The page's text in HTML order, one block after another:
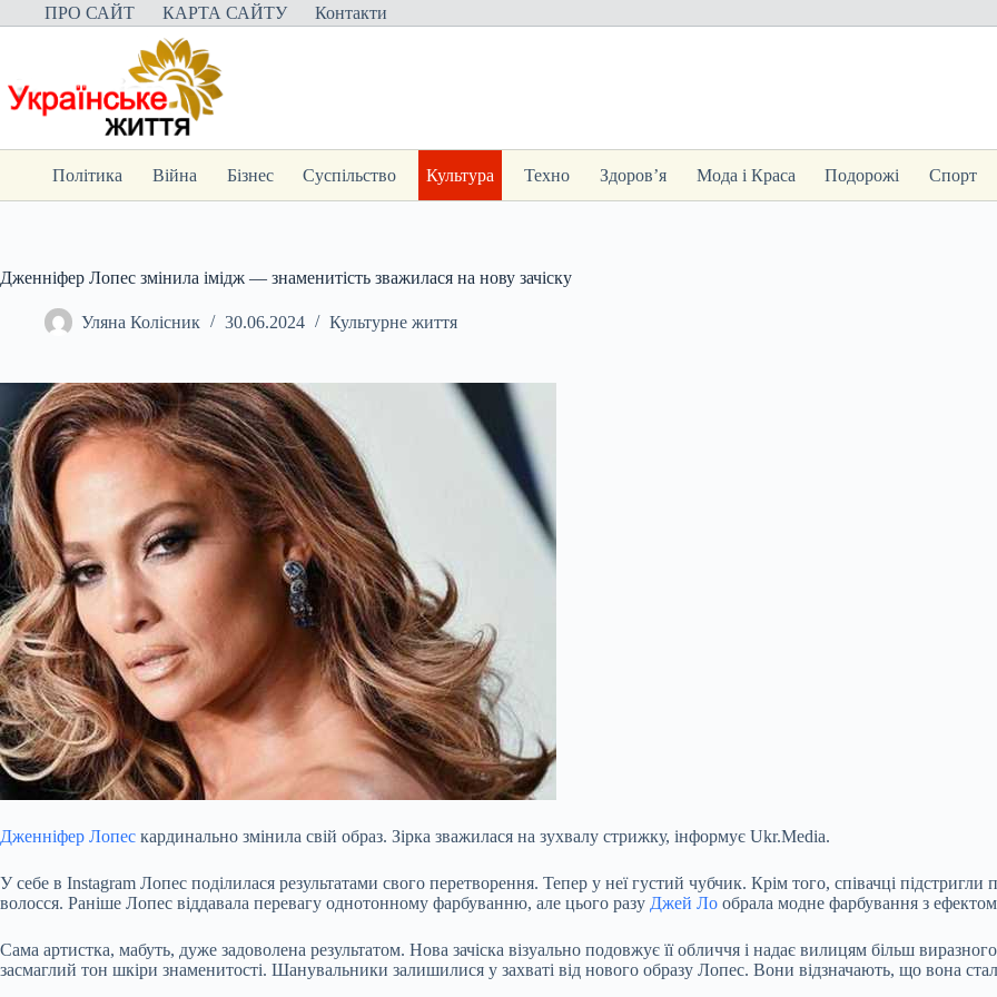
Перейти
до
ПРО САЙТ КАРТА САЙТУ Контакти
Політика Війна Бізнес Суспільство Культура Техно Здоров’я Мода і Краса Подорожі Спорт
Дженніфер Лопес змінила імідж — знаменитість зважилася на нову зачіску
Уляна Колісник 30.06.2024 Культурне життя
Дженніфер Лопес кардинально змінила свій образ. Зірка зважилася на зухвалу стрижку, інформує Ukr.Media.
У себе в Instagram Лопес поділилася результатами свого перетворення. Тепер у неї густий чубчик. Крім того, співачці
волосся. Раніше Лопес віддавала перевагу однотонному фарбуванню, але цього разу Джей Ло обрала модне фарбування з
Сама артистка, мабуть, дуже задоволена результатом. Нова зачіска візуально подовжує її обличчя і надає вилицям більш
засмаглий тон шкіри знаменитості. Шанувальники залишилися у захваті від нового образу Лопес. Вони відзначають, що вона